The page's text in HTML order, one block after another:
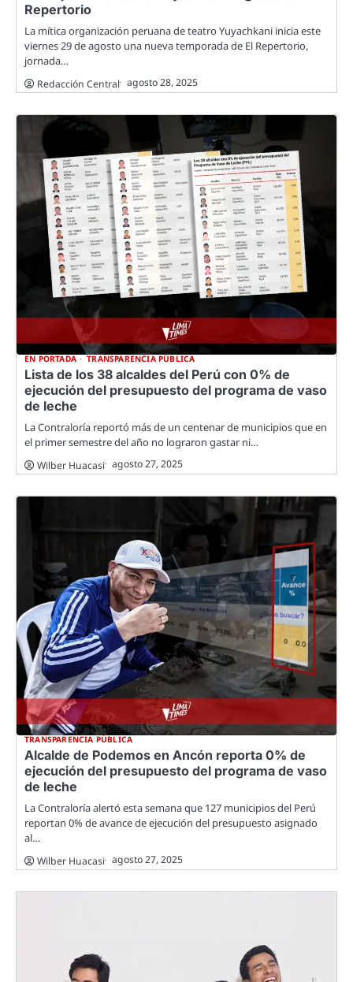
Repertorio
La mítica organización peruana de teatro Yuyachkani inicia este
viernes 29 de agosto una nueva temporada de El Repertorio,
jornada…
Redacción Central agosto 28, 2025
EN PORTADA TRANSPARENCIA PÚBLICA
Lista de los 38 alcaldes del Perú con 0% de
ejecución del presupuesto del programa de vaso
de leche
La Contraloría reportó más de un centenar de municipios que en
el primer semestre del año no lograron gastar ni…
Wilber Huacasi agosto 27, 2025
TRANSPARENCIA PÚBLICA
Alcalde de Podemos en Ancón reporta 0% de
ejecución del presupuesto del programa de vaso
de leche
La Contraloría alertó esta semana que 127 municipios del Perú
reportan 0% de avance de ejecución del presupuesto asignado
al…
Wilber Huacasi agosto 27, 2025